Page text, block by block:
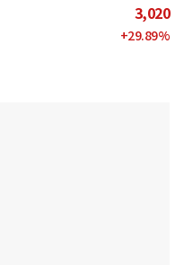
3,020
+29.89%